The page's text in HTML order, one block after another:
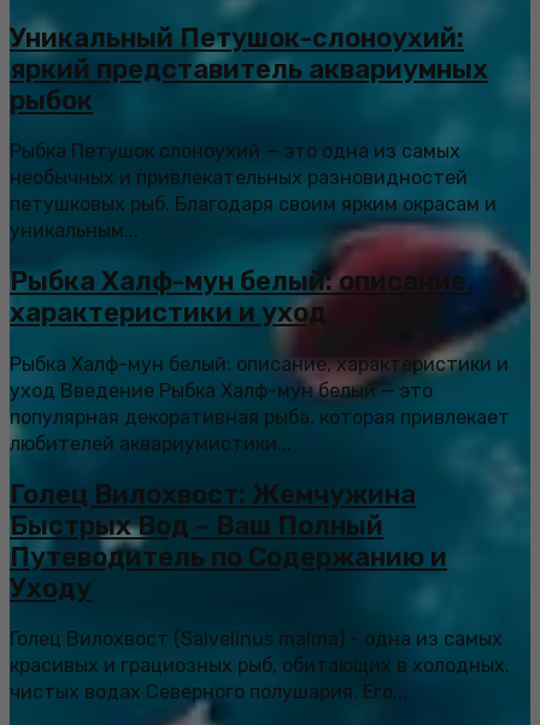
Уникальный Петушок-слоноухий:
яркий представитель аквариумных
рыбок
Рыбка Петушок слоноухий — это одна из самых
необычных и привлекательных разновидностей
петушковых рыб. Благодаря своим ярким окрасам и
уникальным...
Рыбка Халф-мун белый: описание,
характеристики и уход
Рыбка Халф-мун белый: описание, характеристики и
уход Введение Рыбка Халф-мун белый — это
популярная декоративная рыба, которая привлекает
любителей аквариумистики...
Голец Вилохвост: Жемчужина
Быстрых Вод – Ваш Полный
Путеводитель по Содержанию и
Уходу
Голец Вилохвост (Salvelinus malma) - одна из самых
красивых и грациозных рыб, обитающих в холодных,
чистых водах Северного полушария. Его...